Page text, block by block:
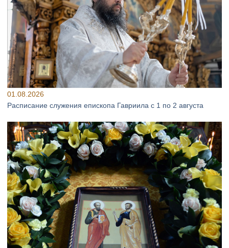
01.08.2026
Расписание служения епископа Гавриила с 1 по 2 августа